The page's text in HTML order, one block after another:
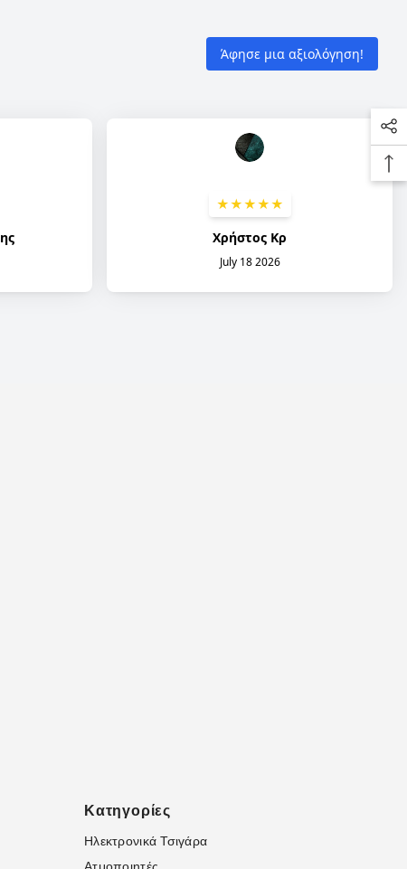
Κατηγορίες
Ηλεκτρονικά Τσιγάρα